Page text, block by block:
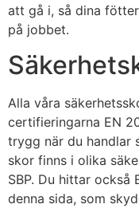
att gå i, så dina
på jobbet.
Alla våra
certifieringarna EN
trygg när du handlar
skor finns i olika
SBP. Du hittar också
denna sida, som